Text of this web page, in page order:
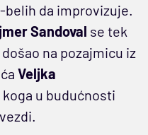
da improvizuje.
Sandoval se tek
na pozajmicu iz
Veljka
koga u budućnosti